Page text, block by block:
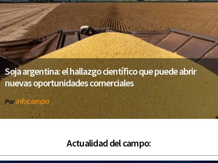
Soja argentina: el hallazgo científico que puede abrir
nuevas oportunidades comerciales
Porinfocampo
Actualidad del campo: